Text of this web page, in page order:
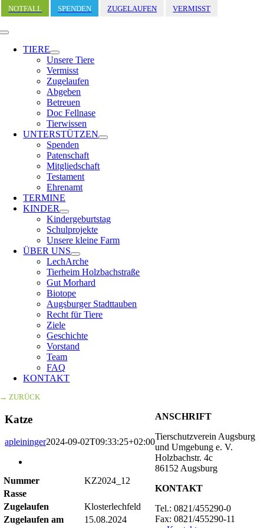
Zum
Inhalt
springen
NOTFALL SPENDEN ZUGELAUFEN VERMISST
Toggle
Navigation
TIERE
Unsere Tiere
Vermisst
Zugelaufen
Abgeben
Betreuen
Doc Fellnase
Tierwissen
UNTERSTÜTZEN
Spenden
Patenschaft
Mitgliedschaft
Testament
Ehrenamt
TERMINE
KINDER
Kindergeburtstag
Schulprojekte
Unsere kleine Farm
ÜBER UNS
LechArche
Tierheim Holzbachstraße
Gut Morhard
Biotope
Augsburger Stadttauben
Recht für Tiere
Ziele
Geschichte
Vorstand
Team
FAQ
KONTAKT
→ ZURÜCK
Katze
apleininger2024-09-02T09:33:25+02:00
Bild
Nummer
KZ2024_12
Rasse
Zugelaufen
Klosterlechfeld
Zugelaufen am
15.08.2024
ANSCHRIFT
Tierschutzverein Augsburg
und Umgebung e. V.
Holzbachstr. 4c
86152 Augsburg
KONTAKT
Tel.: 0821/455290-0
Fax: 0821/455290-11